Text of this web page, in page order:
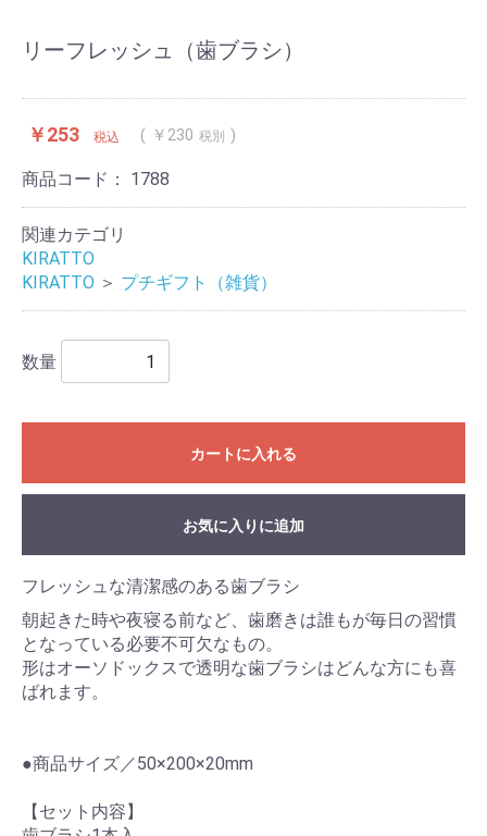
リーフレッシュ（歯ブラシ）
￥253 税込 ￥230 税別
商品コード： 1788
関連カテゴリ
KIRATTO
KIRATTO ＞ プチギフト（雑貨）
数量
カートに入れる
お気に入りに追加
フレッシュな清潔感のある歯ブラシ
朝起きた時や夜寝る前など、歯磨きは誰もが毎日の習慣
となっている必要不可欠なもの。
形はオーソドックスで透明な歯ブラシはどんな方にも喜
ばれます。
●商品サイズ／50×200×20mm
【セット内容】